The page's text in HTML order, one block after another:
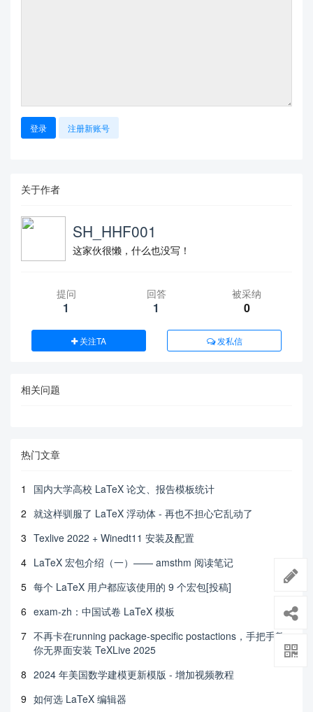
登录 注册新账号
关于作者
SH_HHF001
这家伙很懒，什么也没写！
提问
1
回答
1
被采纳
0
关注TA 发私信
相关问题
热门文章
1
国内大学高校 LaTeX 论文、报告模板统计
2 就这样驯服了 LaTeX 浮动体 - 再也不担心它乱动了
3 Texlive 2022 + Winedt11 安装及配置
4 LaTeX 宏包介绍（一）—— amsthm 阅读笔记
5 每个 LaTeX 用户都应该使用的 9 个宏包[投稿]
6 exam-zh：中国试卷 LaTeX 模板
7 不再卡在running package-specific postactions，手把手教
你无界面安装 TeXLive 2025
8 2024 年美国数学建模更新模版 - 增加视频教程
9 如何选 LaTeX 编辑器